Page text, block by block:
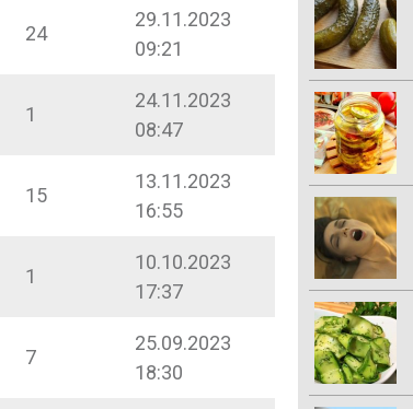
24
29.11.2023
09:21
1
24.11.2023
08:47
15
13.11.2023
16:55
1
10.10.2023
17:37
7
25.09.2023
18:30